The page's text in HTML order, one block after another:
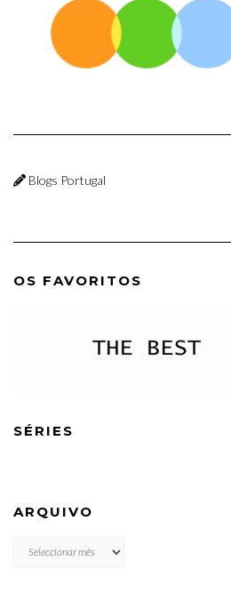
Blogs Portugal
OS FAVORITOS
SÉRIES
ARQUIVO
ARQUIVO